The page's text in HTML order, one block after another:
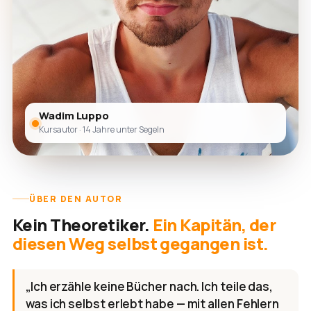
Wadim Luppo
Kursautor · 14 Jahre unter Segeln
ÜBER DEN AUTOR
Kein Theoretiker. Ein Kapitän, der
diesen Weg selbst gegangen ist.
„Ich erzähle keine Bücher nach. Ich teile das,
was ich selbst erlebt habe — mit allen Fehlern